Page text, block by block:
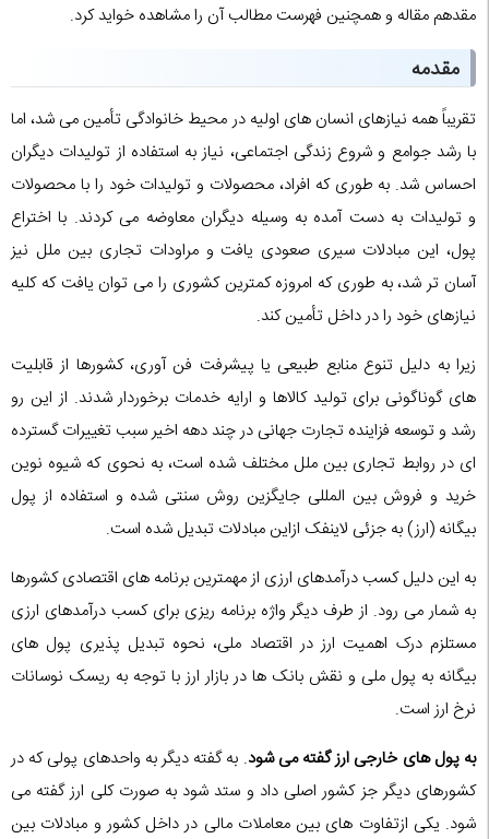
مقدهم مقاله و همچنین فهرست مطالب آن را مشاهده خواید کرد.
مقدمه
تقریباً همه نیازهای انسان های اولیه در محیط خانوادگی تأمین می شد، اما
با رشد جوامع و شروع زندگی اجتماعی، نیاز به استفاده از تولیدات دیگران
احساس شد. به طوری که افراد، محصولات و تولیدات خود را با محصولات
و تولیدات به دست آمده به وسیله دیگران معاوضه می کردند. با اختراع
پول، این مبادلات سیری صعودی یافت و مراودات تجاری بین ملل نیز
آسان تر شد، به طوری که امروزه کمترین کشوری را می توان یافت که کلیه
نیازهای خود را در داخل تأمین کند.
زیرا به دلیل تنوع منابع طبیعی یا پیشرفت فن آوری، کشورها از قابلیت
های گوناگونی برای تولید کالاها و ارایه خدمات برخوردار شدند. از این رو
رشد و توسعه فزاینده تجارت جهانی در چند دهه اخیر سبب تغییرات گسترده
ای در روابط تجاری بین ملل مختلف شده است، به نحوی که شیوه نوین
خرید و فروش بین المللی جایگزین روش سنتی شده و استفاده از پول
بیگانه (ارز) به جزئی لاینفک ازاین مبادلات تبدیل شده است.
به این دلیل کسب درآمدهای ارزی از مهمترین برنامه های اقتصادی کشورها
به شمار می رود. از طرف دیگر واژه برنامه ریزی برای کسب درآمدهای ارزی
مستلزم درک اهمیت ارز در اقتصاد ملی، نحوه تبدیل پذیری پول های
بیگانه به پول ملی و نقش بانک ها در بازار ارز با توجه به ریسک نوسانات
نرخ ارز است.
به پول های خارجی ارز گفته می شود. به گفته دیگر به واحدهای پولی که در
کشورهای دیگر جز کشور اصلی داد و ستد شود به صورت کلی ارز گفته می
شود. یکی ازتفاوت های بین معاملات مالی در داخل کشور و مبادلات بین